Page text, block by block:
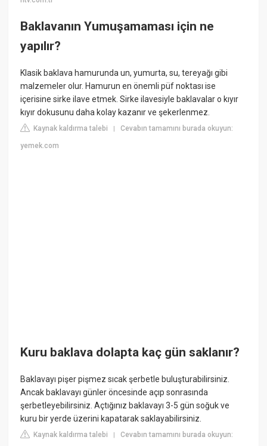
Baklavanın Yumuşamaması için ne
yapılır?
Klasik baklava hamurunda un, yumurta, su, tereyağı gibi
malzemeler olur. Hamurun en önemli püf noktası ise
içerisine sirke ilave etmek. Sirke ilavesiyle baklavalar o kıyır
kıyır dokusunu daha kolay kazanır ve şekerlenmez.
Kaynak kaldırma talebi |Cevabın tamamını burada okuyun:
yemek.com
Kuru baklava dolapta kaç gün saklanır?
Baklavayı pişer pişmez sıcak şerbetle buluşturabilirsiniz.
Ancak baklavayı günler öncesinde açıp sonrasında
şerbetleyebilirsiniz. Açtığınız baklavayı 3-5 gün soğuk ve
kuru bir yerde üzerini kapatarak saklayabilirsiniz.
Kaynak kaldırma talebi |Cevabın tamamını burada okuyun: